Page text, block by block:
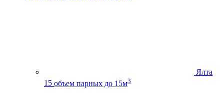
Ялта
15 объем парных до 15м3